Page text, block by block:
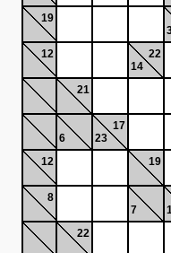
19
12
22
14
21
6
17
23
12
19
8
7
22